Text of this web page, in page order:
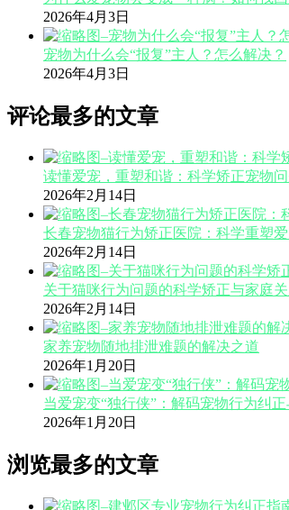
2026年4月3日
宠物为什么会“报复”主人？怎么解决？
2026年4月3日
评论最多的文章
读懂爱宠，重塑和谐：科学矫正宠物
2026年2月14日
长春宠物猫行为矫正医院：科学重塑
2026年2月14日
关于猫咪行为问题的科学矫正与家庭
2026年2月14日
家养宠物随地排泄难题的解决之道
2026年1月20日
当爱宠变“独行侠”：解码宠物行为纠
2026年1月20日
浏览最多的文章